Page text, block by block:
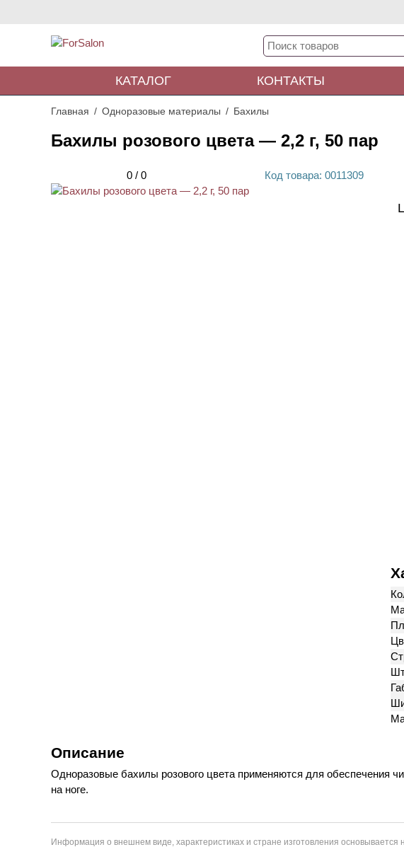
КАТАЛОГ КОНТАКТЫ
Главная Одноразовые материалы Бахилы
Бахилы розового цвета — 2,2 г, 50 пар
0 / 0 Код товара: 0011309
Описание
Одноразовые бахилы розового цвета применяются для обеспечения
на ноге.
Информация о внешнем виде, характеристиках и стране изготовления основывается